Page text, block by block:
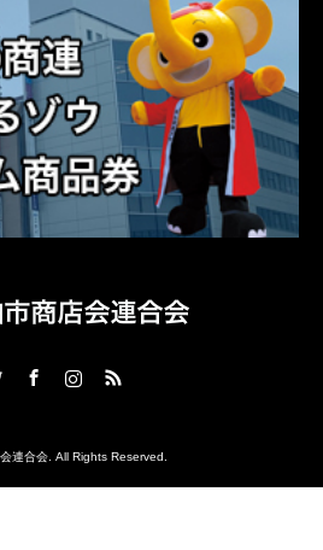
連合会. All Rights Reserved.